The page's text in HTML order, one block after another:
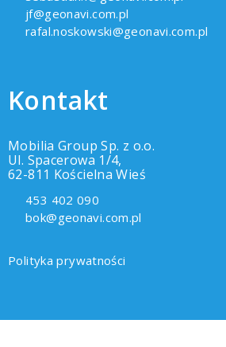
jf@geonavi.com.pl
rafal.noskowski@geonavi.com.pl
Kontakt
Mobilia Group Sp. z o.o.
Ul. Spacerowa 1/4,
62-811 Kościelna Wieś
453 402 090
bok@geonavi.com.pl
Polityka prywatności